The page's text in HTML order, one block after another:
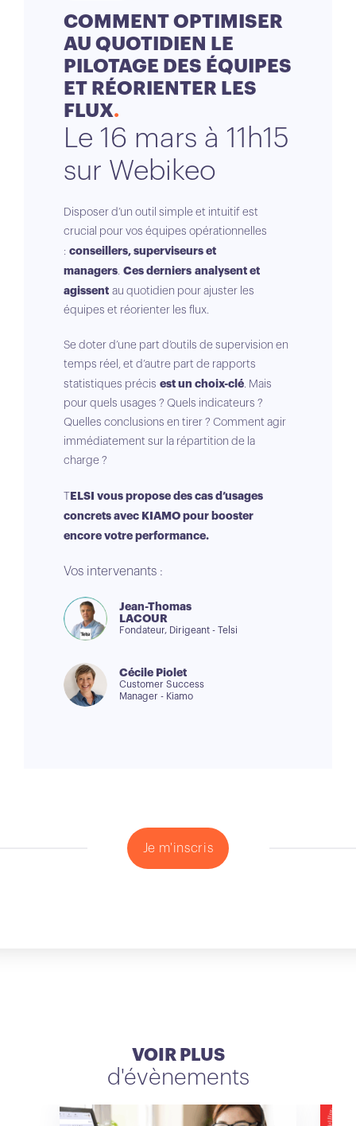
COMMENT OPTIMISER
AU QUOTIDIEN LE
PILOTAGE DES ÉQUIPES
ET RÉORIENTER LES
FLUX
Le 16 mars à 11h15
sur Webikeo
Disposer d’un outil simple et intuitif est
crucial pour vos équipes opérationnelles
: conseillers, superviseurs et
managers. Ces derniers analysent et
agissent au quotidien pour ajuster les
équipes et réorienter les flux.
Se doter d’une part d’outils de supervision en
temps réel, et d’autre part de rapports
statistiques précis est un choix-clé. Mais
pour quels usages ? Quels indicateurs ?
Quelles conclusions en tirer ? Comment agir
immédiatement sur la répartition de la
charge ?
ELSI vous propose des cas d’usages
concrets avec KIAMO pour booster
encore votre performance.
Vos intervenants :
Jean-Thomas
LACOUR
Fondateur, Dirigeant - Telsi
Cécile Piolet
Customer Success
Manager - Kiamo
Je m'inscris
VOIR PLUS
d'évènements